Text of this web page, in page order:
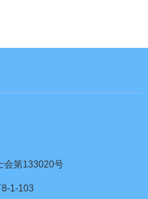
会第133020号
1-103